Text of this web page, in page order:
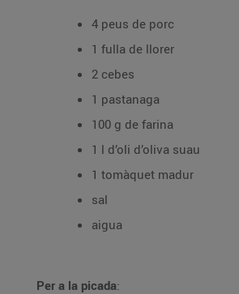
4 peus de porc
1 fulla de llorer
2 cebes
1 pastanaga
100 g de farina
1 l d’oli d’oliva suau
1 tomàquet madur
sal
aigua
Per a la picada: